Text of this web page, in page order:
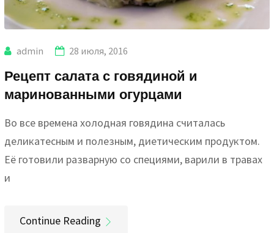
admin 28 июля, 2016
Рецепт салата с говядиной и
маринованными огурцами
Во все времена холодная говядина считалась
деликатесным и полезным, диетическим продуктом.
Её готовили разварную со специями, варили в травах
и
Continue Reading